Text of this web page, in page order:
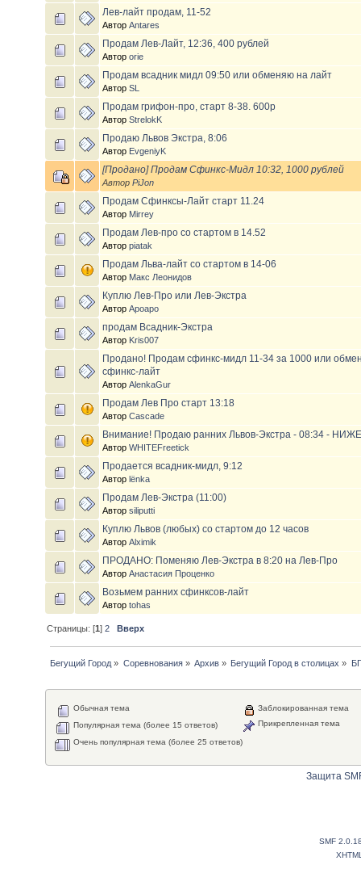
Лев-лайт продам, 11-52
АвторAntares
Продам Лев-Лайт, 12:36, 400 рублей
Авторorie
Продам всадник мидл 09:50 или обменяю на лайт
АвторSL
Продам грифон-про, старт 8-38. 600р
АвторStrelokK
Продаю Львов Экстра, 8:06
Автор EvgeniyK
[Продано] Продам Сфинкс-Мидл 10:32, 1000 рублей
АвторPiJon
Продам Сфинксы-Лайт старт 11.24
Автор Mirrey
Продам Лев-про со стартом в 14.52
Авторpiatak
Продам Льва-лайт со стартом в 14-06
Автор Макс Леонидов
Куплю Лев-Про или Лев-Экстра
АвторApoapo
продам Всадник-Экстра
Автор Kris007
Продано! Продам сфинкс-мидл 11-34 за 1000 или
сфинкс-лайт
АвторAlenkaGur
Продам Лев Про старт 13:18
АвторCascade
Внимание! Продаю ранних Львов-Экстра - 08:34 -
АвторWHITEFreetick
Продается всадник-мидл, 9:12
Автор lёnka
Продам Лев-Экстра (11:00)
Авторsiliputti
Куплю Львов (любых) со стартом до 12 часов
АвторAlximik
ПРОДАНО: Поменяю Лев-Экстра в 8:20 на Лев-Про
АвторАнастасия Проценко
Возьмем ранних сфинксов-лайт
Авторtohas
Страницы: [1]2 Вверх
Бегущий Город » Соревнования» Архив » Бегущий Город в столицах »
Обычная тема
Популярная тема (более 15 ответов)
Очень популярная тема (более 25 ответов)
Заблокированная тема
Прикрепленная тема
Защита
SMF